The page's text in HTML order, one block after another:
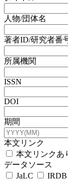
人物/団体名
著者ID/研究者番
所属機関
ISSN
DOI
期間
本文リンク
本文リンクあ
データソース
JaLC
IRDB